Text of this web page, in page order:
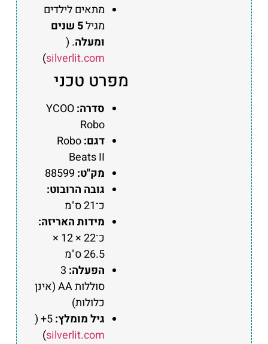
מתאים לילדים
מגיל 5 שנים
ומעלה. (
silverlit.com
)
מפרט טכני
סדרה:YCOO
Robo
דגם:Robo
Beats II
מק"ט:
גובה הרובוט:
כ־21 ס"מ
מידות האריזה:
כ־22 × 12 ×
26.5 ס"מ
הפעלה: 3
סוללות AA (אינן
כלולות)
גיל מומלץ:5+ (
silverlit.com
)